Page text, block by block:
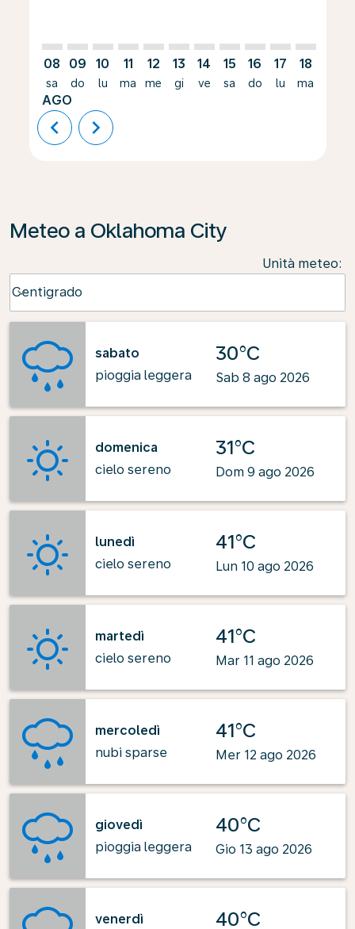
08
sa
AGO
09
do
10
lu
11
ma
12
me
13
gi
14
ve
15
sa
16
do
17
lu
18
ma
chevron_left chevron_right
Meteo a Oklahoma City
Unità meteo:
Centigrado
keyboard_arrow_down
sabato
pioggia leggera
30°C
Sab 8 ago 2026
domenica
cielo sereno
31°C
Dom 9 ago 2026
lunedì
cielo sereno
41°C
Lun 10 ago 2026
martedì
cielo sereno
41°C
Mar 11 ago 2026
mercoledì
nubi sparse
41°C
Mer 12 ago 2026
giovedì
pioggia leggera
40°C
Gio 13 ago 2026
venerdì
40°C